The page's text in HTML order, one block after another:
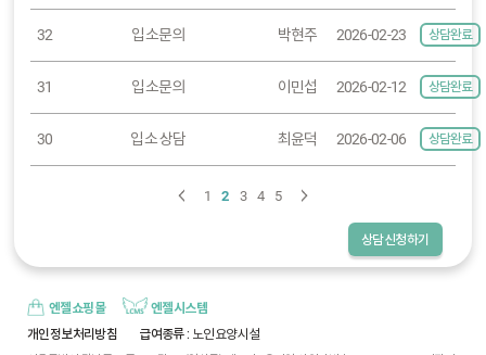
32 입소문의 박현주 2026-02-23 상담완료
31 입소문의 이민섭 2026-02-12 상담완료
30 입소 상담 최윤덕 2026-02-06 상담완료
1 2 3 4 5
상담신청하기
엔젤쇼핑몰
엔젤시스템
개인정보처리방침
급여종류 : 노인요양시설